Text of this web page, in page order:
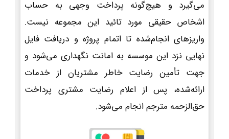
می‌گیرد و هیچ‌گونه پرداخت وجهی به حساب
اشخاص حقیقی مورد تائید این مجموعه نیست.
واریزهای انجام‌شده تا اتمام پروژه و دریافت فایل
نهایی نزد این موسسه به امانت نگهداری می‌شود و
جهت تأمین رضایت خاطر مشتریان از خدمات
ارائه‌شده، پس از اعلام رضایت مشتری پرداخت
حق‌الزحمه مترجم انجام می‌شود.